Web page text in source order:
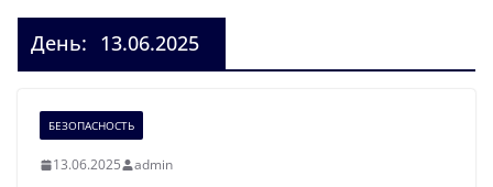
День: 13.06.2025
БЕЗОПАСНОСТЬ
13.06.2025 admin